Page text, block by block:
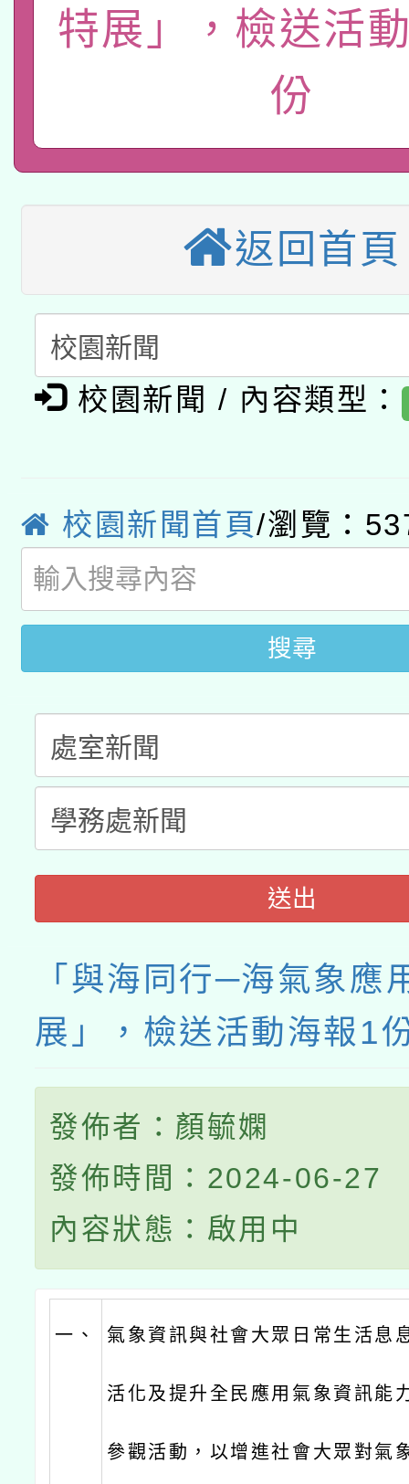
用水績優單位及節水達
桃園市孔廟祈福系列
2026年桃園地景藝術
「2026桃園藝術巡演
適應運動共學行動站研
本館辦理115年度閱讀
暨閱讀推動專業研習
科技賦能─人工智慧
A3數位素養講師名單
「數位內容與教學軟體
pilot」
有關大陸委員會函釋公
薪期間赴陸應申請許可
轉知經濟部水利署委託
動」
開 智慧啟航」
「2026桃園藝術巡演
關事宜
特展」，檢送活
份
返回首頁
校園新聞 / 內容類型：
校園新聞首頁/瀏覽：
搜尋
送出
「與海同行─海氣象應
展」，檢送活動海報1
發佈者：顏毓嫻
發佈時間：2024-06-27
內容狀態：啟用中
一、 氣象資訊與社會大眾日常生活息
活化及提升全民應用氣象資訊能
參觀活動，以增進社會大眾對氣